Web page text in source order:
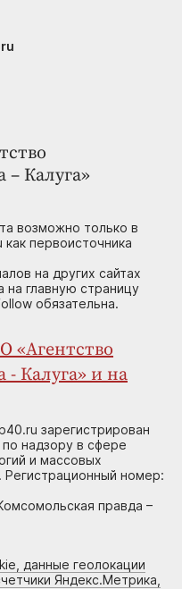
– Калуга»
возможно только в
первоисточника
на других сайтах
на главную страницу
обязательна.
«Агентство
- Калуга» и на
зарегистрирован
надзору в сфере
и массовых
Регистрационный номер:
правда –
данные геолокации
Яндекс.Метрика,